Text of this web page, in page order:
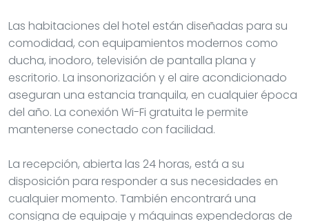
Las habitaciones del hotel están diseñadas para su
comodidad, con equipamientos modernos como
ducha, inodoro, televisión de pantalla plana y
escritorio. La insonorización y el aire acondicionado
aseguran una estancia tranquila, en cualquier época
del año. La conexión Wi-Fi gratuita le permite
mantenerse conectado con facilidad.
La recepción, abierta las 24 horas, está a su
disposición para responder a sus necesidades en
cualquier momento. También encontrará una
consigna de equipaje y máquinas expendedoras de